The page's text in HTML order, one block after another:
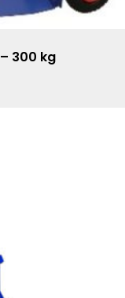
300 kg